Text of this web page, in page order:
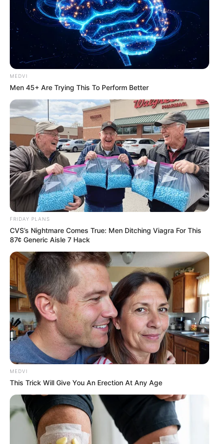
Why this ordinary drink is the secret to feeling your
best every day
CTA FAVORITE
Why everything you thought you knew about water
might be wrong
CTA LOVE
DNA Analysis Revealed The Sick Truth About Ancient
Vikings
BRAINBERRIES
She Took Her Love For Horses To A Whole New Level
BRAINBERRIES
MEDVI
Men 45+ Are Trying This To Perform Better
FRIDAY PLANS
CVS’s Nightmare Comes True: Men Ditching Viagra For This
87¢ Generic Aisle 7 Hack
MEDVI
This Trick Will Give You An Erection At Any Age